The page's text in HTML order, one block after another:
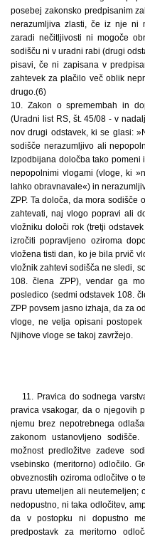
posebej zakonsko predpisanim
nerazumljiva zlasti, če iz nje ni
zaradi nečitljivosti ni mogoče
sodišču ni v uradni rabi (drugi
pisavi, če ni zapisana v
zahtevek za plačilo več oblik
drugo.(6)
10. Zakon o spremembah in
(Uradni list RS, št. 45/08 - v
nov drugi odstavek, ki se glasi:
sodišče nerazumljivo ali
Izpodbijana določba tako
nepopolnimi vlogami (vloge, ki
lahko obravnavale«) in
ZPP. Ta določa, da mora sodišče
zahtevati, naj vlogo popravi ali
vložniku določi rok (tretji
izročiti popravljeno oziroma
vložena tisti dan, ko je bila prvič
vložnik zahtevi sodišča ne sledi,
108. člena ZPP), vendar ga
posledico (sedmi odstavek 108.
ZPP povsem jasno izhaja, da za
vloge, ne velja opisani
Njihove vloge se takoj zavržejo.
11. Pravica do sodnega
pravica vsakogar, da o njegovih
njemu brez nepotrebnega
zakonom ustanovljeno
možnost predložitve zadeve
vsebinsko (meritorno) odločilo.
obveznostih oziroma odločitve o
pravu utemeljen ali neutemeljen;
nedopustno, ni taka odločitev,
da v postopku ni dopustno
predpostavk za meritorno